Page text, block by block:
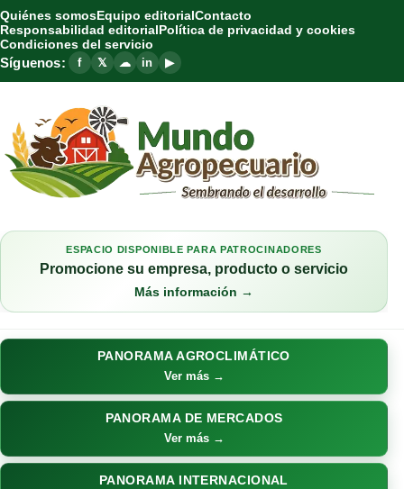
Quiénes somosEquipo editorialContacto
Responsabilidad editorialPolítica de privacidad y cookies
Condiciones del servicio
Síguenos: f 𝕏 ☁ in ▶
ESPACIO DISPONIBLE PARA PATROCINADORES
Promocione su empresa, producto o servicio
Más información →
PANORAMA AGROCLIMÁTICO
Ver más →
PANORAMA DE MERCADOS
Ver más →
PANORAMA INTERNACIONAL